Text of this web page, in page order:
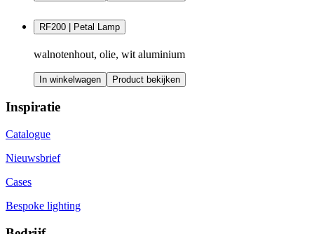
RF200 | Petal Lamp
walnotenhout, olie, wit aluminium
In winkelwagen Product bekijken
Inspiratie
Catalogue
Nieuwsbrief
Cases
Bespoke lighting